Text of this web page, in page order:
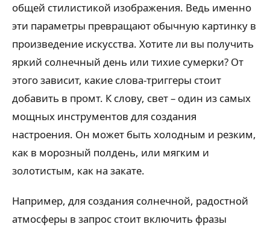
общей стилистикой изображения. Ведь именно
эти параметры превращают обычную картинку в
произведение искусства. Хотите ли вы получить
яркий солнечный день или тихие сумерки? От
этого зависит, какие слова-триггеры стоит
добавить в промт. К слову, свет – один из самых
мощных инструментов для создания
настроения. Он может быть холодным и резким,
как в морозный полдень, или мягким и
золотистым, как на закате.
Например, для создания солнечной, радостной
атмосферы в запрос стоит включить фразы